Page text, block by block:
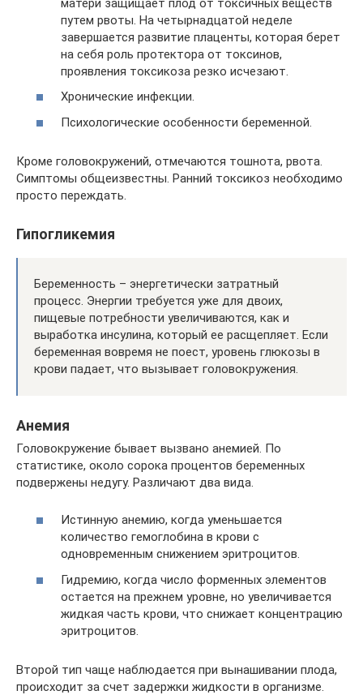
матери защищает плод от токсичных веществ
путем рвоты. На четырнадцатой неделе
завершается развитие плаценты, которая берет
на себя роль протектора от токсинов,
проявления токсикоза резко исчезают.
Хронические инфекции.
Психологические особенности беременной.
Кроме головокружений, отмечаются тошнота, рвота.
Симптомы общеизвестны. Ранний токсикоз необходимо
просто переждать.
Гипогликемия
Беременность – энергетически затратный
процесс. Энергии требуется уже для двоих,
пищевые потребности увеличиваются, как и
выработка инсулина, который ее расщепляет. Если
беременная вовремя не поест, уровень глюкозы в
крови падает, что вызывает головокружения.
Анемия
Головокружение бывает вызвано анемией. По
статистике, около сорока процентов беременных
подвержены недугу. Различают два вида.
Истинную анемию, когда уменьшается
количество гемоглобина в крови с
одновременным снижением эритроцитов.
Гидремию, когда число форменных элементов
остается на прежнем уровне, но увеличивается
жидкая часть крови, что снижает концентрацию
эритроцитов.
Второй тип чаще наблюдается при вынашивании плода,
происходит за счет задержки жидкости в организме.